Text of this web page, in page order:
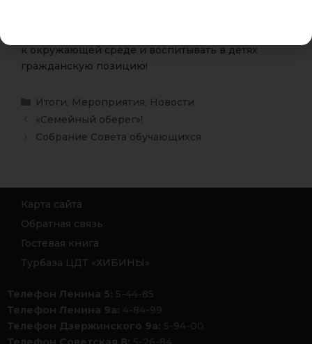
к окружающей среде и воспитывать в детях
гражданскую позицию!
Итоги, Мероприятия, Новости
«Семейный оберег»!
Собрание Совета обучающихся
Карта сайта
Обратная связь
Гостевая книга
Турбаза ЦДТ «ХИБИНЫ»
Телефон Ленина 5: 5-44-85
Телефон Ленина 9а: 4-84-99
Телефон Дзержинского 9а: 5-94-00